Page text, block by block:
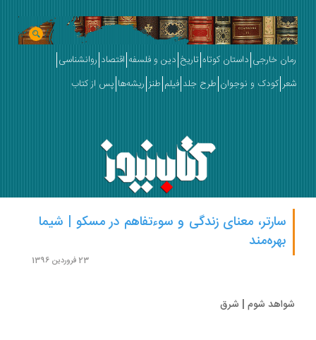
خارجی داستان کوتاه تاریخ دین و فلسفه اقتصاد روانشناسی
کودک و نوجوان طرح جلد فیلم طنز ریشه‌ها پس از کتاب
سارتر، معنای زندگی و سوءتفاهم در مسکو | شیما
بهره‌مند
شوم | شرق